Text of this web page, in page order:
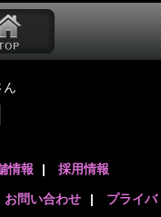
ん
情報 | 採用情報
お問い合わせ | プライバ